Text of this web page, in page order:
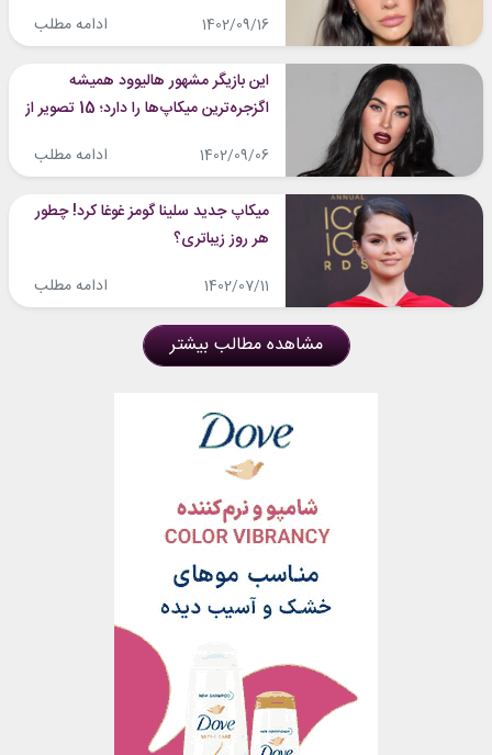
1402/09/16 ادامه مطلب
این بازیگر مشهور هالیوود همیشه
اگزجره‌ترین میکاپ‌ها را دارد؛ 15 تصویر از
1402/09/06 ادامه مطلب
میکاپ جدید سلینا گومز غوغا کرد! چطور
هر روز زیباتری؟
1402/07/11 ادامه مطلب
مشاهده مطالب بیشتر